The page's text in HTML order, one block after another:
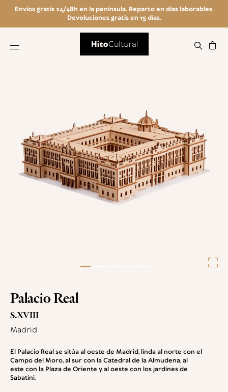
Envíos gratis 24/48h en la península. Reparto en días laborables.
Devoluciones gratis en 15 días.
Palacio Real
S.XVIII
Madrid
El Palacio Real se sitúa al oeste de Madrid, linda al norte con el
Campo del Moro, al sur con la Catedral de la Almudena, al
este con la Plaza de Oriente y al oeste con los jardines de
Sabatini.